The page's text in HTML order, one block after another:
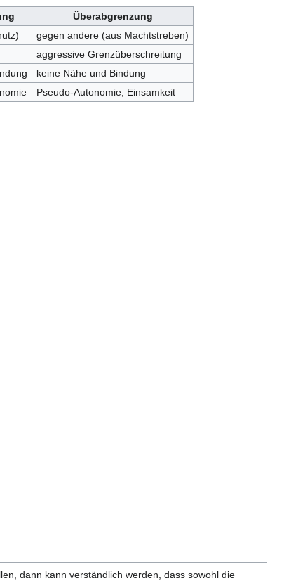
Überabgrenzung
gegen andere (aus Machtstreben)
aggressive Grenzüberschreitung
keine Nähe und Bindung
Pseudo-Autonomie, Einsamkeit
dann kann verständlich werden, dass sowohl die